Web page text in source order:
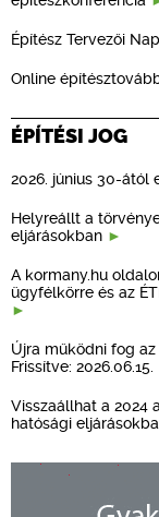
Építész Tervezői
Online
ÉPÍTÉSI JOG
2026. június 30-ától
Helyreállt a
eljárásokban
A kormany.hu
ügyfélkörre és az
Újra működni fog
Frissítve: 2026.06.15.
Visszaállhat a 2024
hatósági